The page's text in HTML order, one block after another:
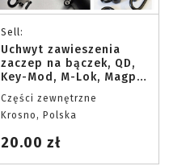
Sell:
Uchwyt zawieszenia
zaczep na bączek, QD,
Key-Mod, M-Lok, Magpul
RAS
Części zewnętrzne
Krosno, Polska
20.00 zł